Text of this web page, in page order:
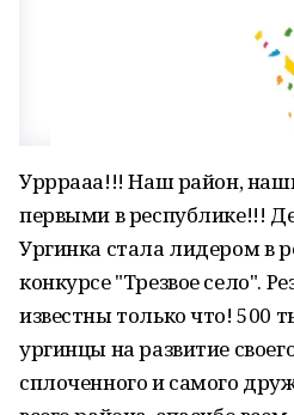
Урррааа!!! Наш район,
первыми в республике!!!
Ургинка стала лидером в
конкурсе "Трезвое село".
известны только что! 500
ургинцы на развитие
сплоченного и самого